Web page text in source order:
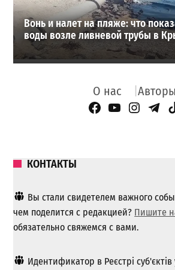
Вонь и налет на пляже: что
воды возле ливневой трубы в
О нас Авторы
Facebook Page
YouTube
КОНТАКТЫ
Вы стали свидетелем важного
чем поделится с редакцией? Пишите
обязательно свяжемся с вами.
Идентификатор в Реєстрі